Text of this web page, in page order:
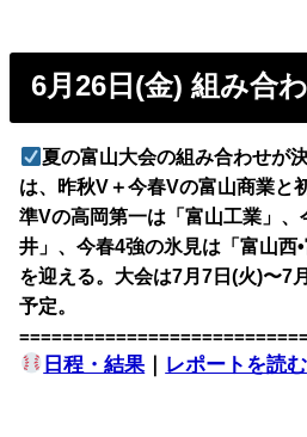
6月26日(金) 組み合
夏の富山大会の組み合わせが
は、昨秋V＋今春Vの富山商業と
準Vの高岡第一は「富山工業」
井」、今春4強の氷見は「富山西
を迎える。大会は7月7日(火)〜7
予定。
日程・結果 ｜ レポートを読む